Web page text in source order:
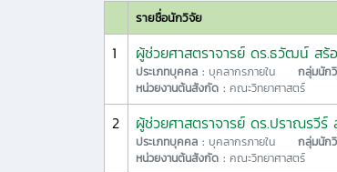
รายชื่อนักวิจัย
1 ผู้ช่วยศาสตราจารย์ ดร.ธวัฒน์ สร้
ประเภทบุคคล : บุคลากรภายใน กลุ่มนัก
หน่วยงานต้นสังกัด : คณะวิทยาศาสตร์
2 ผู้ช่วยศาสตราจารย์ ดร.ปราณรวีร์
ประเภทบุคคล : บุคลากรภายใน กลุ่มนัก
หน่วยงานต้นสังกัด : คณะวิทยาศาสตร์